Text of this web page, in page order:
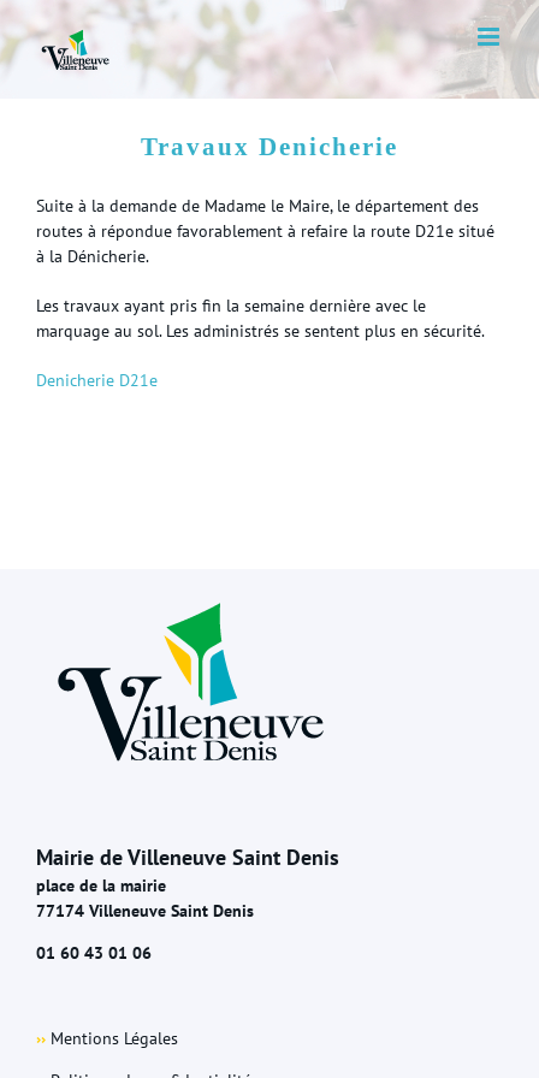
to
content
Travaux Denicherie
Suite à la demande de Madame le Maire, le département des
routes à répondue favorablement à refaire la route D21e situé
à la Dénicherie.
Les travaux ayant pris fin la semaine dernière avec le
marquage au sol. Les administrés se sentent plus en sécurité.
Denicherie D21e
Mairie de Villeneuve Saint Denis
place de la mairie
77174 Villeneuve Saint Denis
01 60 43 01 06
›› Mentions Légales